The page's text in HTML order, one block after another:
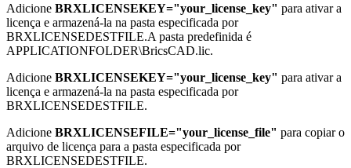
Adicione BRXLICENSEKEY="your_license_key" para ativar a
licença e armazená-la na pasta especificada por
BRXLICENSEDESTFILE.A pasta predefinida é
APPLICATIONFOLDER\BricsCAD.lic.
Adicione BRXLICENSEKEY="your_license_key" para ativar a
licença e armazená-la na pasta especificada por
BRXLICENSEDESTFILE.
Adicione BRXLICENSEFILE="your_license_file" para copiar o
arquivo de licença para a pasta especificada por
BRXLICENSEDESTFILE.